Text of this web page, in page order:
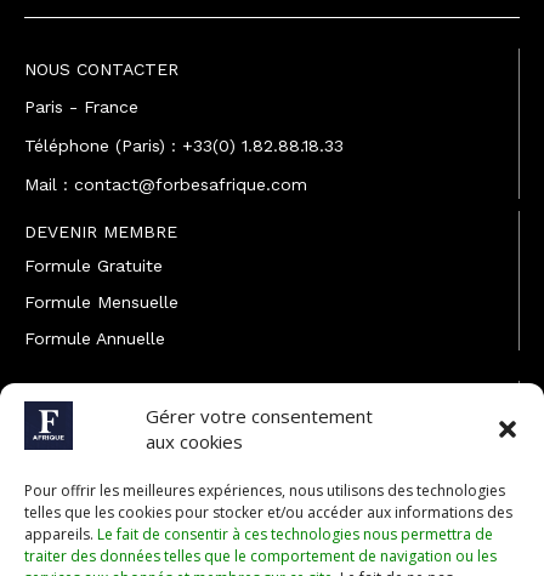
Gérer votre consentement
aux cookies
Pour offrir les meilleures expériences, nous utilisons des technologies
telles que les cookies pour stocker et/ou accéder aux informations des
appareils. Le fait de consentir à ces technologies nous permettra de
traiter des données telles que le comportement de navigation ou les
NOUS CONTACTER
Paris - France
Téléphone (Paris) : +33(0) 1.82.88.18.33
Mail : contact@forbesafrique.com
DEVENIR MEMBRE
Formule Gratuite
Formule Mensuelle
Formule Annuelle
JOINDRE L'ÉQUIPE
Rédaction
Développement commercial
Communiquer avec Forbes Afrique